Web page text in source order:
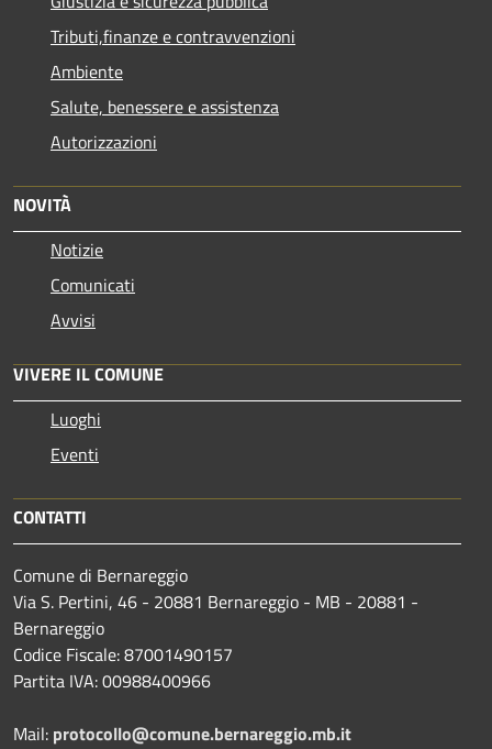
Tributi,finanze e contravvenzioni
Ambiente
Salute, benessere e assistenza
Autorizzazioni
NOVITÀ
Notizie
Comunicati
Avvisi
VIVERE IL COMUNE
Luoghi
Eventi
CONTATTI
Comune di Bernareggio
Via S. Pertini, 46 - 20881 Bernareggio - MB - 20881 -
Bernareggio
Codice Fiscale: 87001490157
Partita IVA: 00988400966
Mail: protocollo@comune.bernareggio.mb.it